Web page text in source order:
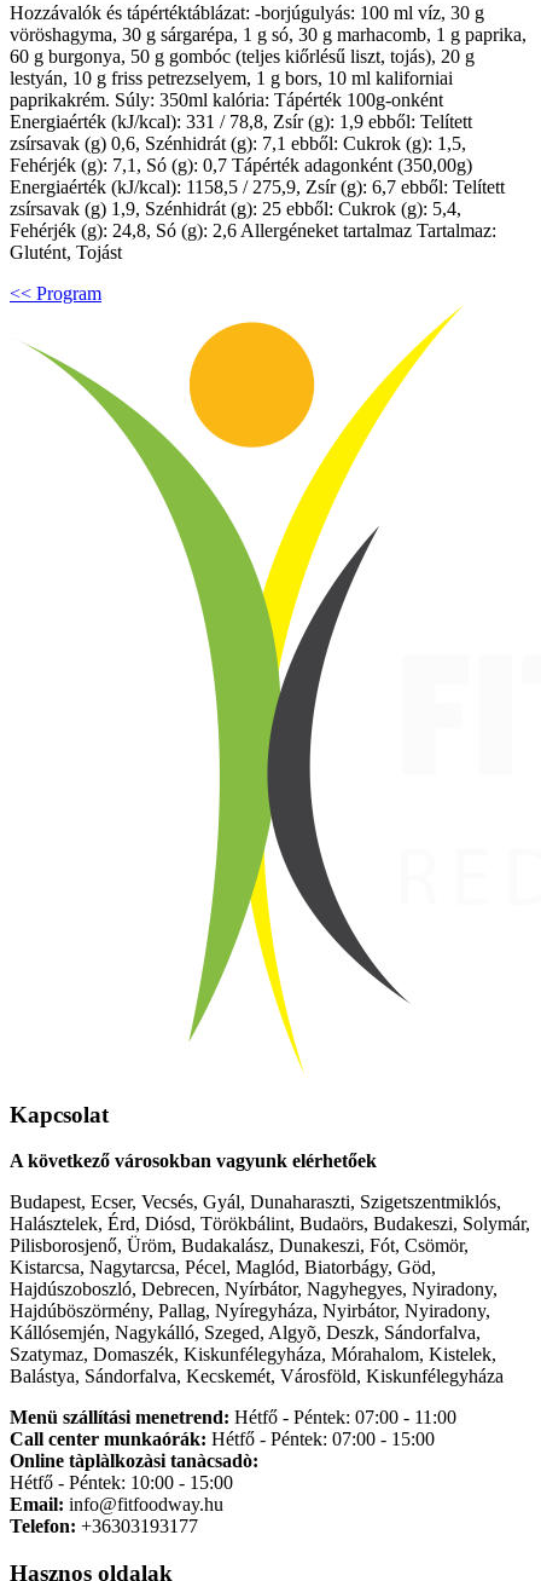
Hozzávalók és tápértéktáblázat: -borjúgulyás: 100 ml víz, 30 g
vöröshagyma, 30 g sárgarépa, 1 g só, 30 g marhacomb, 1 g paprika,
60 g burgonya, 50 g gombóc (teljes kiőrlésű liszt, tojás), 20 g
lestyán, 10 g friss petrezselyem, 1 g bors, 10 ml kaliforniai
paprikakrém. Súly: 350ml kalória: Tápérték 100g-onként
Energiaérték (kJ/kcal): 331 / 78,8, Zsír (g): 1,9 ebből: Telített
zsírsavak (g) 0,6, Szénhidrát (g): 7,1 ebből: Cukrok (g): 1,5,
Fehérjék (g): 7,1, Só (g): 0,7 Tápérték adagonként (350,00g)
Energiaérték (kJ/kcal): 1158,5 / 275,9, Zsír (g): 6,7 ebből: Telített
zsírsavak (g) 1,9, Szénhidrát (g): 25 ebből: Cukrok (g): 5,4,
Fehérjék (g): 24,8, Só (g): 2,6 Allergéneket tartalmaz Tartalmaz:
Glutént, Tojást
<< Program
Kapcsolat
A következő városokban vagyunk elérhetőek
Budapest, Ecser, Vecsés, Gyál, Dunaharaszti, Szigetszentmiklós,
Halásztelek, Érd, Diósd, Törökbálint, Budaörs, Budakeszi, Solymár,
Pilisborosjenő, Üröm, Budakalász, Dunakeszi, Fót, Csömör,
Kistarcsa, Nagytarcsa, Pécel, Maglód, Biatorbágy, Göd,
Hajdúszoboszló, Debrecen, Nyírbátor, Nagyhegyes, Nyiradony,
Hajdúböszörmény, Pallag, Nyíregyháza, Nyirbátor, Nyiradony,
Kállósemjén, Nagykálló, Szeged, Algyõ, Deszk, Sándorfalva,
Szatymaz, Domaszék, Kiskunfélegyháza, Mórahalom, Kistelek,
Balástya, Sándorfalva, Kecskemét, Városföld, Kiskunfélegyháza
Menü szállítási menetrend: Hétfő - Péntek: 07:00 - 11:00
Call center munkaórák: Hétfő - Péntek: 07:00 - 15:00
Online tàplàlkozàsi tanàcsadò:
Hétfő - Péntek: 10:00 - 15:00
Email: info@fitfoodway.hu
Telefon: +36303193177
Hasznos oldalak